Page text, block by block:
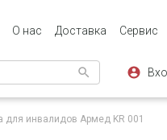
О нас Доставка Сервис
для инвалидов Армед KR 001